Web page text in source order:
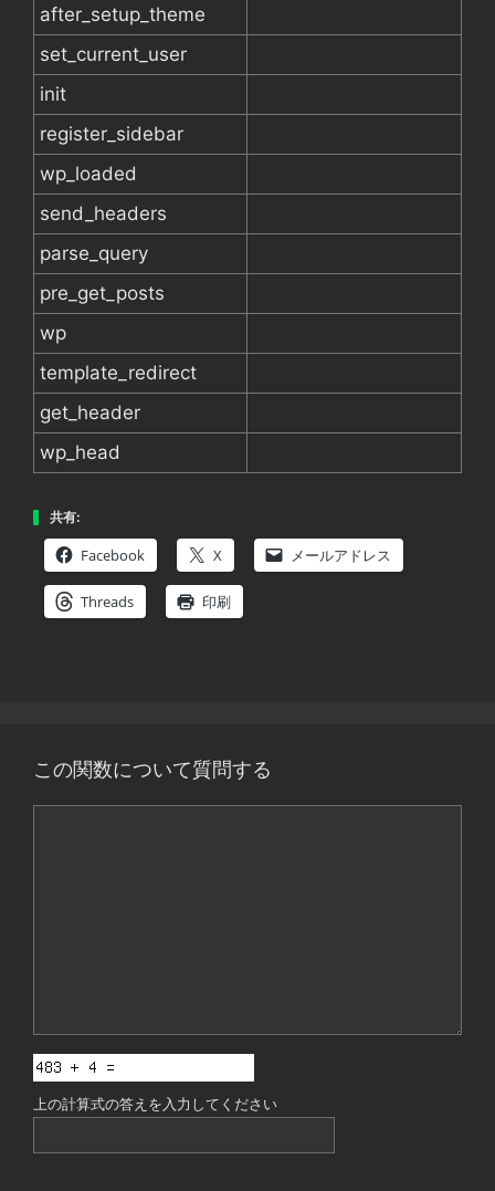
after_setup_theme
set_current_user
init
register_sidebar
wp_loaded
send_headers
parse_query
pre_get_posts
wp
template_redirect
get_header
wp_head
共有:
Facebook X メールアドレス
Threads 印刷
この関数について質問する
上の計算式の答えを入力してください